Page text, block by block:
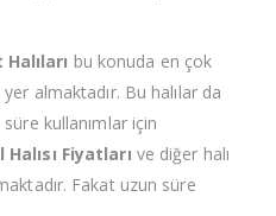
bu konuda en çok
almaktadır. Bu halılar da
kullanımlar için
Fiyatları ve diğer halı
Fakat uzun süre